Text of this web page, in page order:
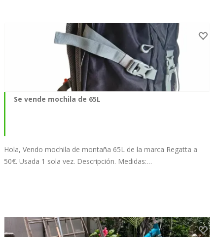
Se vende mochila de 65L
Hola, Vendo mochila de montaña 65L de la marca Regatta a
50€. Usada 1 sola vez. Descripción. Medidas:…